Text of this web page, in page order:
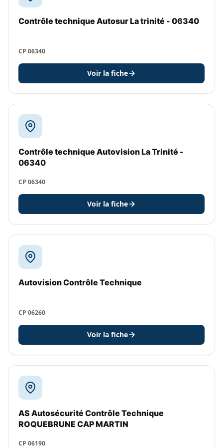
Contrôle technique Autosur La trinité - 06340
CP 06340
Voir la fiche
Contrôle technique Autovision La Trinité -
06340
CP 06340
Voir la fiche
Autovision Contrôle Technique
CP 06260
Voir la fiche
AS Autosécurité Contrôle Technique
ROQUEBRUNE CAP MARTIN
CP 06190